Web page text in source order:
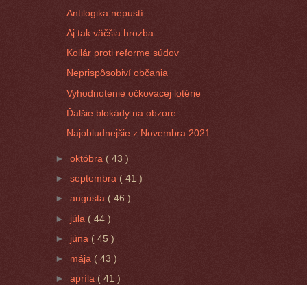
Antilogika nepustí
Aj tak väčšia hrozba
Kollár proti reforme súdov
Neprispôsobiví občania
Vyhodnotenie očkovacej lotérie
Ďalšie blokády na obzore
Najobludnejšie z Novembra 2021
►októbra ( 43 )
►septembra ( 41 )
►augusta ( 46 )
► júla ( 44 )
► júna ( 45 )
► mája( 43 )
►apríla ( 41 )